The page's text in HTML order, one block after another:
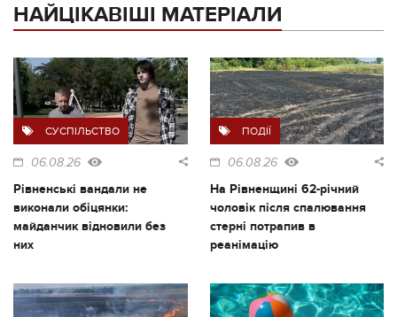
НАЙЦІКАВІШІ МАТЕРІАЛИ
СУСПІЛЬСТВО
06.08.26
Рівненські вандали не
виконали обіцянки:
майданчик відновили без
них
ПОДІЇ
06.08.26
На Рівненщині 62-річний
чоловік після спалювання
стерні потрапив в
реанімацію